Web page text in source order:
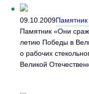
09.10.2009
Памятник «Они
летию Победы в
о рабочих
Великой